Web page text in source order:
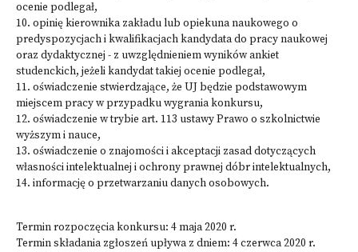
ocenie podlegał,
10. opinię kierownika zakładu lub opiekuna naukowego o
predyspozycjach i kwalifikacjach kandydata do pracy naukowej
oraz dydaktycznej - z uwzględnieniem wyników ankiet
studenckich, jeżeli kandydat takiej ocenie podlegał,
11. oświadczenie stwierdzające, że UJ będzie podstawowym
miejscem pracy w przypadku wygrania konkursu,
12. oświadczenie w trybie art. 113 ustawy Prawo o szkolnictwie
wyższym i nauce,
13. oświadczenie o znajomości i akceptacji zasad dotyczących
własności intelektualnej i ochrony prawnej dóbr intelektualnych,
14. informację o przetwarzaniu danych osobowych.
Termin rozpoczęcia konkursu: 4 maja 2020 r.
Termin składania zgłoszeń upływa z dniem: 4 czerwca 2020 r.